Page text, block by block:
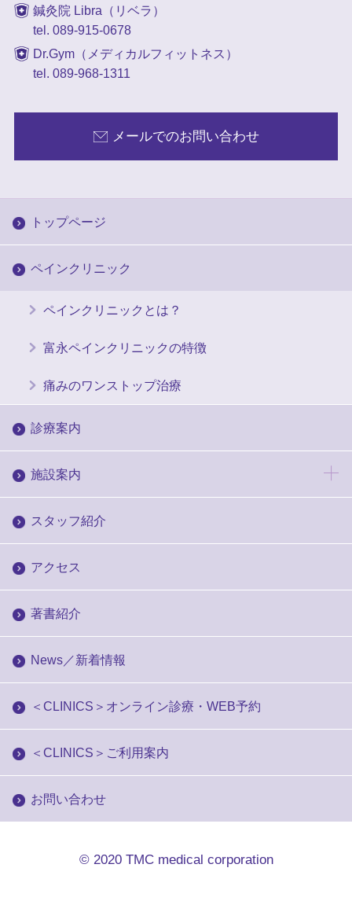
鍼灸院 Libra（リベラ）
tel. 089-915-0678
Dr.Gym（メディカルフィットネス）
tel. 089-968-1311
メールでのお問い合わせ
トップページ
ペインクリニック
ペインクリニックとは？
富永ペインクリニックの特徴
痛みのワンストップ治療
診療案内
施設案内
スタッフ紹介
アクセス
著書紹介
News／新着情報
＜CLINICS＞オンライン診療・WEB予約
＜CLINICS＞ご利用案内
お問い合わせ
© 2020 TMC medical corporation